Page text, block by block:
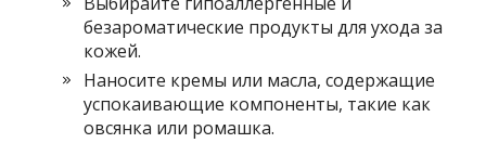
безароматические продукты для ухода за
кожей.
Наносите кремы или масла, содержащие
успокаивающие компоненты, такие как
овсянка или ромашка.